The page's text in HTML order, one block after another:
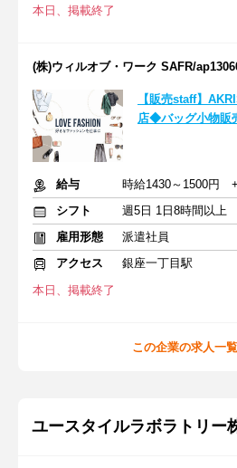
本日、掲載終了
(株)ウィルオブ・ワーク SAFR/
【販売staff】
店◆バッグ小物販
給与
時給1430～1500円
シフト
週5日 1日8時間以上
雇用形態
派遣社員
アクセス
銀座一丁目駅
本日、掲載終了
この企業の求人一
ユースタイルラボラトリー